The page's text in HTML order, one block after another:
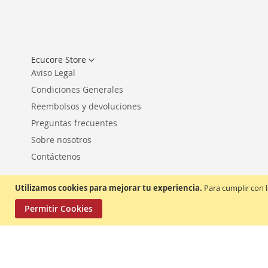
Utilizamos cookies para mejorar tu experiencia. Para cumplir con
Permitir Cookies
Seleccionar
tienda
Ecucore Store
Aviso Legal
Condiciones Generales
Reembolsos y devoluciones
Preguntas frecuentes
Sobre nosotros
Contáctenos